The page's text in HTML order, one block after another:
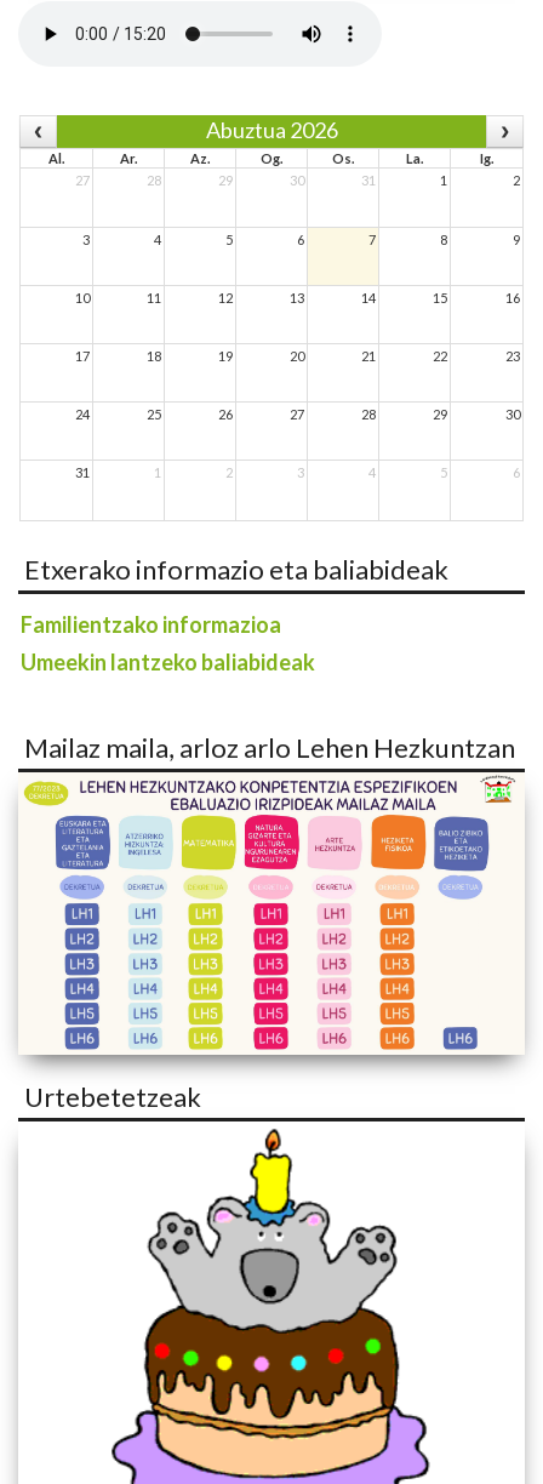
Abuztua 2026
Al. Ar. Az. Og. Os. La.
Ig.
27
28 29 30 31 1 2
3 4 5 6 7 8 9
10 11 12 13 14 15 16
17 18 19 20 21 22 23
24 25 26 27 28 29 30
31 1 2 3 4 5 6
Etxerako informazio eta baliabideak
Familientzako informazioa
Umeekin lantzeko baliabideak
Mailaz maila, arloz arlo Lehen Hezkuntzan
Urtebetetzeak